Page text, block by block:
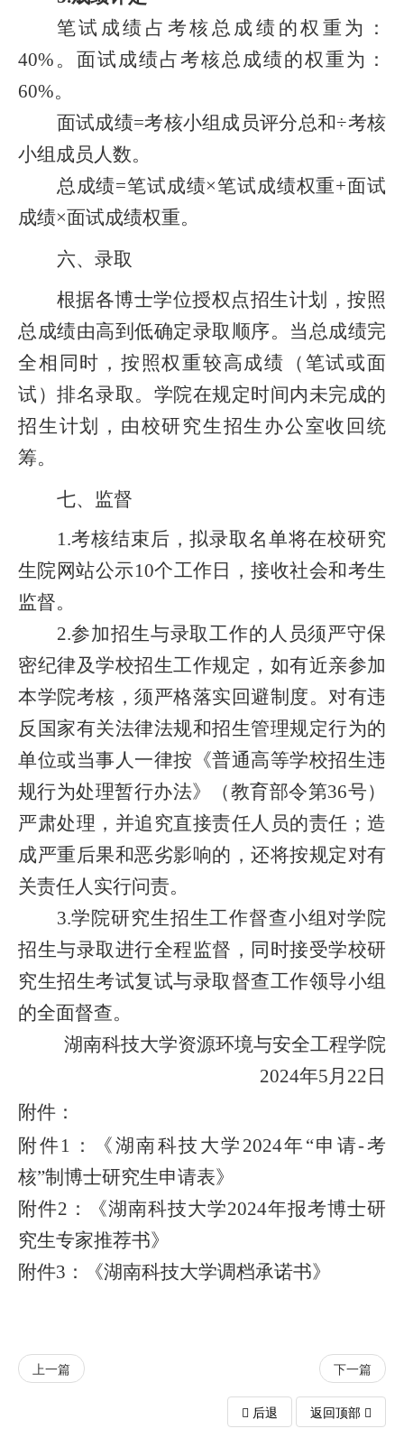
笔试成绩占考核总成绩的权重为：
40%。 面试成绩占考核总成绩的权重为：
60%。
面试成绩=考核小组成员评分总和÷考核
小组成员人数。
总成绩=笔试成绩×笔试成绩权重+面试
成绩×面试成绩权重。
六、录取
根据各博士学位授权点招生计划，按照
总成绩由高到低确定录取顺序。当总成绩完
全相同时，按照权重较高成绩（笔试或面
试）排名录取。学院在规定时间内未完成的
招生计划，由校研究生招生办公室收回统
筹。
七、监督
1.考核结束后，拟录取名单将在校研究
生院网站公示10个工作日，接收社会和考生
监督。
2.参加招生与录取工作的人员须严守保
密纪律及学校招生工作规定，如有近亲参加
本学院考核，须严格落实回避制度。对有违
反国家有关法律法规和招生管理规定行为的
单位或当事人一律按《普通高等学校招生违
规行为处理暂行办法》（教育部令第36号）
严肃处理，并追究直接责任人员的责任；造
成严重后果和恶劣影响的，还将按规定对有
关责任人实行问责。
3.学院研究生招生工作督查小组对学院
招生与录取进行全程监督，同时接受学校研
究生招生考试复试与录取督查工作领导小组
的全面督查。
湖南科技大学资源环境与安全工程学院
2024年5月22日
附件：
附件1：
《湖南科技大学2024年“申请-考
核”制博士研究生申请表》
附件2：
《湖南科技大学2024年报考博士研
究生专家推荐书》
附件3：
《湖南科技大学调档承诺书》
上一篇 下一篇
后退 返回顶部